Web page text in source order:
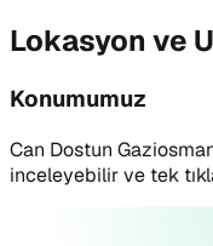
Lokasyon ve
Konumumuz
Can Dostun
inceleyebilir ve tek